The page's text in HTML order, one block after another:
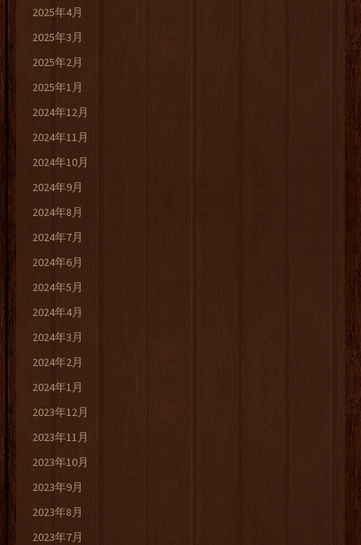
2025年4月
2025年3月
2025年2月
2025年1月
2024年12月
2024年11月
2024年10月
2024年9月
2024年8月
2024年7月
2024年6月
2024年5月
2024年4月
2024年3月
2024年2月
2024年1月
2023年12月
2023年11月
2023年10月
2023年9月
2023年8月
2023年7月